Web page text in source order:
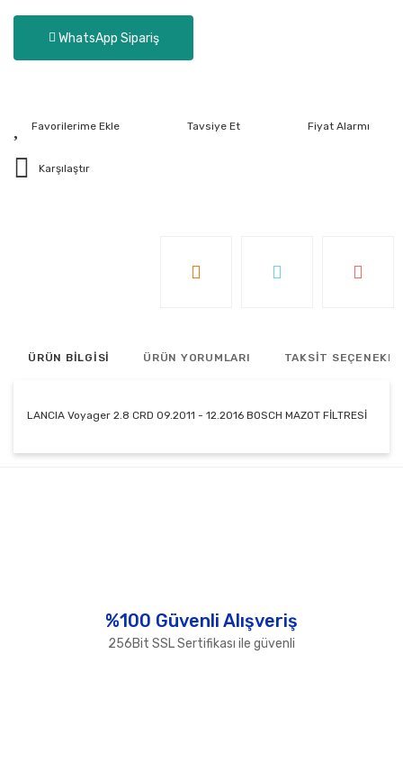
WhatsApp Sipariş
Tavsiye Et Fiyat Alarmı
Karşılaştır
ÜRÜN BİLGİSİ ÜRÜN YORUMLARI TAKSİT
LANCIA Voyager 2.8 CRD 09.2011 - 12.2016 BOSCH MAZOT FİLTRESİ
Ürün fiyatı diğer sitelerden daha pahalı.
%100 Güvenli Alışveriş
256Bit SSL Sertifikası ile güvenli